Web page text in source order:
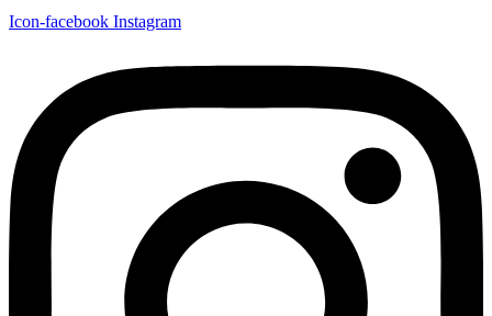
Icon-facebook Instagram